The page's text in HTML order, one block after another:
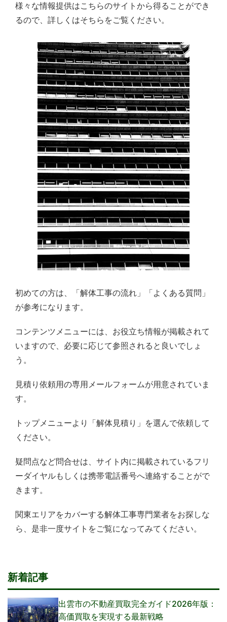
様々な情報提供はこちらのサイトから得ることができ
るので、詳しくはそちらをご覧ください。
初めての方は、「解体工事の流れ」「よくある質問」
が参考になります。
コンテンツメニューには、お役立ち情報が掲載されて
いますので、必要に応じて参照されると良いでしょ
う。
見積り依頼用の専用メールフォームが用意されていま
す。
トップメニューより「解体見積り」を選んで依頼して
ください。
疑問点など問合せは、サイト内に掲載されているフリ
ーダイヤルもしくは携帯電話番号へ連絡することがで
きます。
関東エリアをカバーする解体工事専門業者をお探しな
ら、是非一度サイトをご覧になってみてください。
新着記事
出雲市の不動産買取完全ガイド2026年版：
高価買取を実現する最新戦略